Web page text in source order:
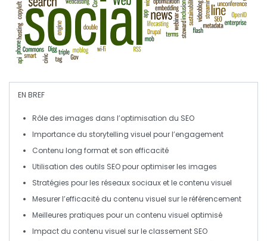
EN BREF
Rôle des images dans l’optimisation du SEO
Importance du storytelling visuel pour l’engagement
Contenu long format et son efficacité
Utilisation des outils SEOpour optimiser les images
Stratégies pour les réseaux sociaux et le contenu visuel
Mesurer l’efficacité du contenu visuel sur leréférencement
Meilleures pratiques pour un contenu visuel optimisé
Impact du contenu visuel sur le classement SEO